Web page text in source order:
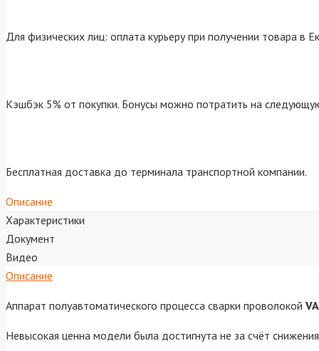
Для физических лиц: оплата курьеру при получении товара в
Кэшбэк 5% от покупки. Бонусы можно потратить на
Бесплатная доставка до терминала транспортной компании.
Описание
Характеристики
Документ
Видео
Описание
Аппарат полуавтоматического процесса сварки проволокой
Невысокая ценна модели была достигнута не за счёт